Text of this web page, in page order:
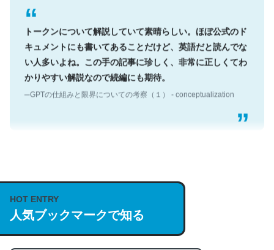
トークンについて解説していて素晴らしい。ほぼ公式のド
キュメントにも書いてあることだけど、英語だと読んでな
い人多いよね。この手の記事に珍しく、非常に正しくてわ
かりやすい解説なので続編にも期待。
─GPTの仕組みと限界についての考察（１） - conceptualization
説してる記事が少ないので貴重な良記事。/続編来た
https://isobe324649.hatenablog.com/entry/2023/03/27
/064121
─GPTの仕組みと限界についての考察（１） - conceptualization
HOT ENTRY
人気ブックマークで知る